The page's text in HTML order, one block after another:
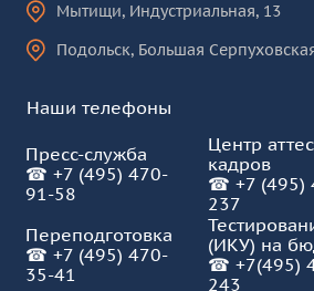
Мытищи, Индустриальная, 13
Подольск, Большая
Наши телефоны
Пресс-служба
☎ +7 (495) 470-
91-58
Центр
кадров
☎ +7 (495)
237
Переподготовка
☎ +7 (495) 470-
35-41
(ИКУ) на
☎ +7(495)
243